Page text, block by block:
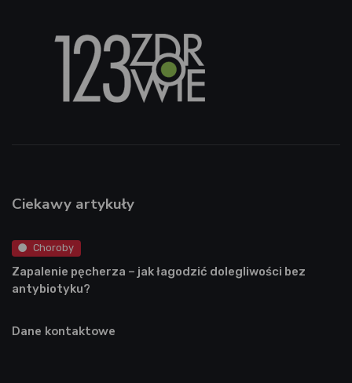
Ciekawy artykuły
Choroby
Zapalenie pęcherza – jak łagodzić dolegliwości bez
antybiotyku?
Dane kontaktowe